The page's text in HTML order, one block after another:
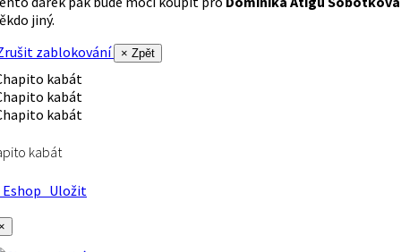
jiný.
zablokování
× Zpět
kabát
Uložit